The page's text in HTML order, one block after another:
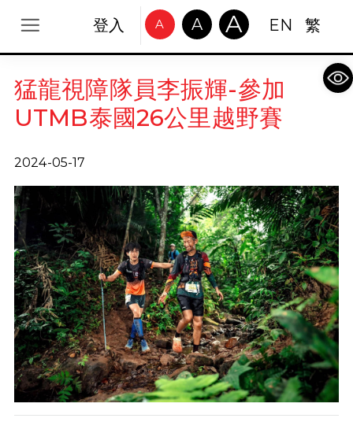
登入 A A A EN 繁
猛龍視障隊員李振輝-參加
UTMB泰國26公里越野賽
2024-05-17